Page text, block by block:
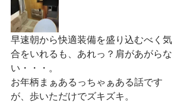
早速朝から快適装備を盛り込むべく気
合をいれるも、あれっ？肩があがらな
い・・・。
お年柄まぁあるっちゃぁある話です
が、歩いただけでズキズキ。